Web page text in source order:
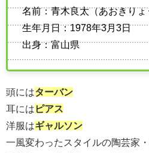
名前：青木良太（あおきりょ
生年月日：1978年3月3日
出身：富山県
頭にはターバン
耳には ピアス
洋服はギャルソン
一風変わったスタイルの陶芸家